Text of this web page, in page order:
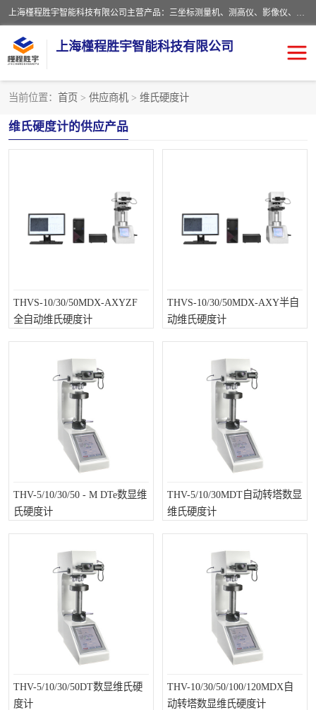
上海槿程胜宇智能科技有限公司主营产品：三坐标测量机、测高仪、影像仪、粗糙度仪、轮廓仪、实验室、测针、卡尺、千分尺、硬度计、三坐标夹具、量规、螺纹规、大理石平台、杠杆表。
上海槿程胜宇智能科技有限公司
当前位置： 首页 > 供应商机 > 维氏硬度计
维氏硬度计的供应产品
THVS-10/30/50MDX-AXYZF
全自动维氏硬度计
THVS-10/30/50MDX-AXY半自
动维氏硬度计
THV-5/10/30/50 - M DTe数显维
氏硬度计
THV-5/10/30MDT自动转塔数显
维氏硬度计
THV-5/10/30/50DT数显维氏硬
度计
THV-10/30/50/100/120MDX自
动转塔数显维氏硬度计
影像测量仪
扳手 布氏硬度计
布洛维硬度计 显微硬度计
镶嵌机 金相切割机
大理石平台
三坐标夹具 3D扫描仪
螺纹规 杠杆表